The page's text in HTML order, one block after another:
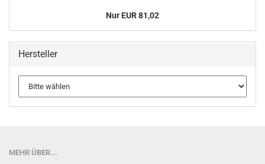
Nur EUR 81,02
Hersteller
MEHR ÜBER...